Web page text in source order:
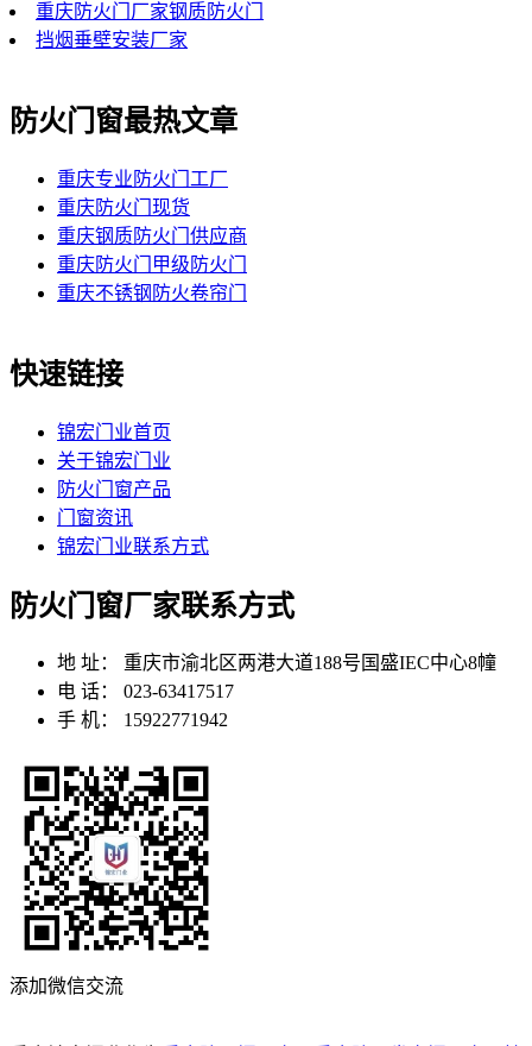
重庆防火门厂家钢质防火门
挡烟垂壁安装厂家
防火门窗最热文章
重庆专业防火门工厂
重庆防火门现货
重庆钢质防火门供应商
重庆防火门甲级防火门
重庆不锈钢防火卷帘门
快速链接
锦宏门业首页
关于锦宏门业
防火门窗产品
门窗资讯
锦宏门业联系方式
防火门窗厂家联系方式
地 址：
重庆市渝北区两港大道188号国盛IEC中心8幢
电 话：
023-63417517
手 机：
15922771942
添加微信交流